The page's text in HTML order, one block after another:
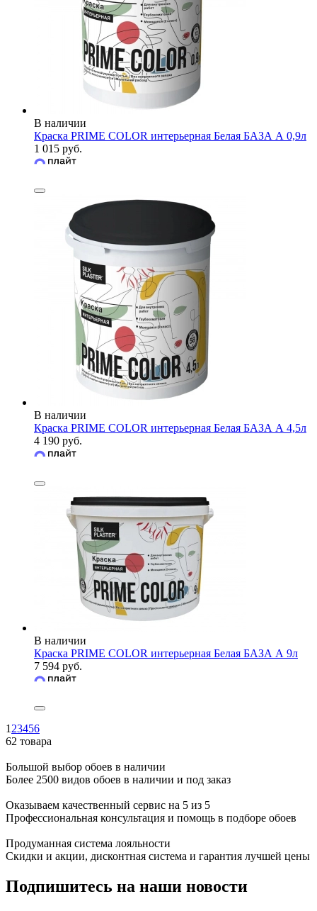
В наличии
Краска PRIME COLOR интерьерная Белая БАЗА А 0,9л
1 015 руб.
В наличии
Краска PRIME COLOR интерьерная Белая БАЗА А 4,5л
4 190 руб.
В наличии
Краска PRIME COLOR интерьерная Белая БАЗА А 9л
7 594 руб.
123456
62 товара
Большой выбор обоев в наличии
Более 2500 видов обоев в наличии и под заказ
Оказываем качественный сервис на 5 из 5
Профессиональная консультация и помощь в подборе обоев
Продуманная система лояльности
Скидки и акции, дисконтная система и гарантия лучшей цены
Подпишитесь на наши новости